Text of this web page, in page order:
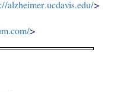
alzheimer.ucdavis.edu/>
>